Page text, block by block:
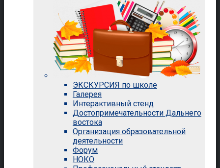
ЭКСКУРСИЯ по школе
Галерея
Интерактивный стенд
Достопримечательности Дальнего
востока
Организация образовательной
деятельности
Форум
НОКО